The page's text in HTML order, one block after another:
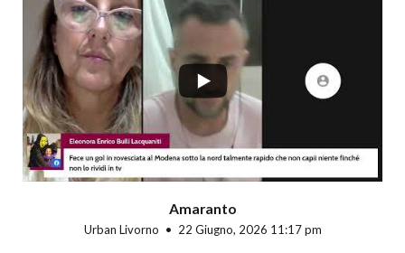
Amaranto
Urban Livorno 22 Giugno, 2026 11:17 pm